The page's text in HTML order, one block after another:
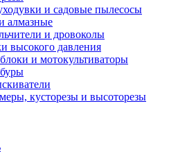
и садовые пылесосы
алмазные
и дровоколы
высокого давления
и мотокультиваторы
кусторезы и высоторезы